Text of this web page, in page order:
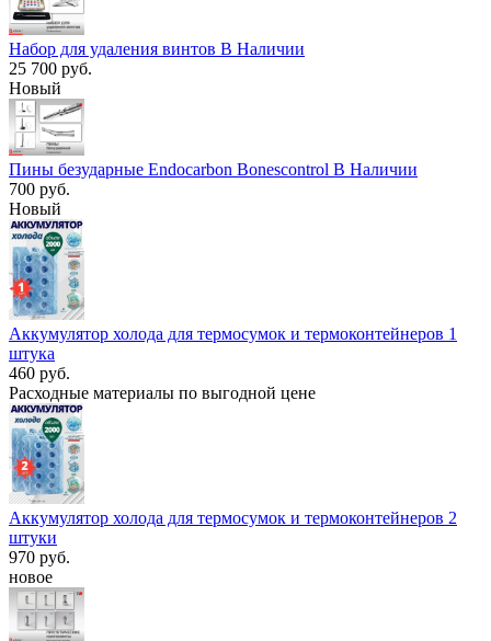
Набор для удаления винтов В Наличии
25 700 руб.
Новый
Пины безударные Endocarbon Bonescontrol В Наличии
700 руб.
Новый
Аккумулятор холода для термосумок и термоконтейнеров 1
штука
460 руб.
Расходные материалы по выгодной цене
Аккумулятор холода для термосумок и термоконтейнеров 2
штуки
970 руб.
новое